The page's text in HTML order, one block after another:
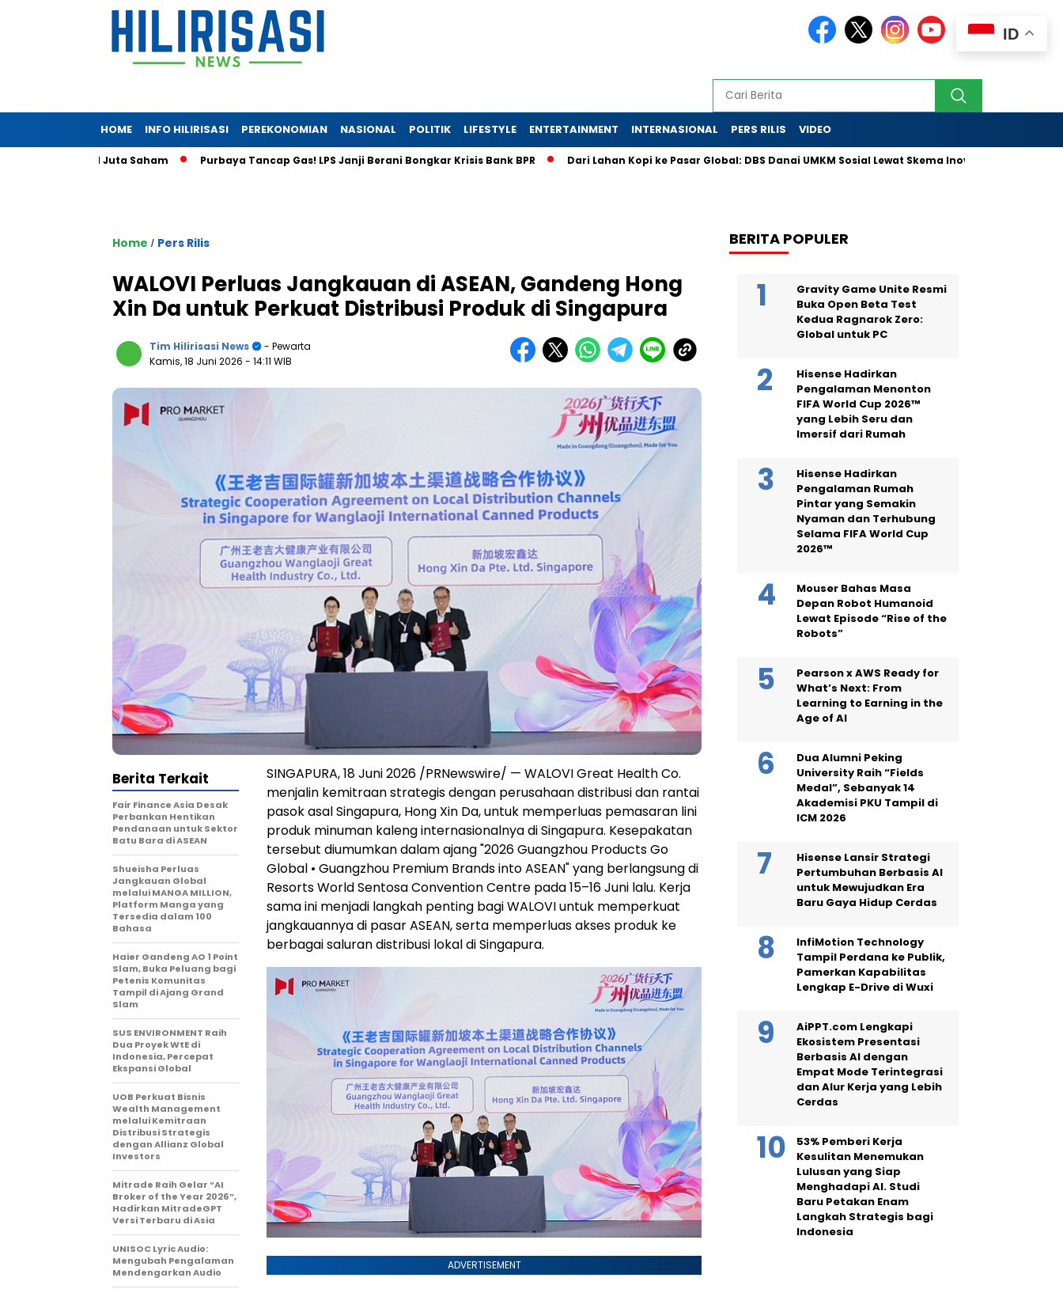
HOME INFO HILIRISASI PEREKONOMIAN NASIONAL POLITIK LIFESTYLE ENTERTAINMENT INTERNASIONAL PERS RILIS VIDEO
5,41 Juta Saham Purbaya Tancap Gas! LPS Janji Berani Bongkar Krisis Bank BPR Dari Lahan Kopi ke Pasar Global: DBS Danai UMKM Sosial Lewat Skema Inovatif
Home / Pers Rilis
WALOVI Perluas Jangkauan di ASEAN, Gandeng Hong
Xin Da untuk Perkuat Distribusi Produk di Singapura
Tim Hilirisasi News
- Pewarta
Kamis, 18 Juni 2026 - 14:11 WIB
SINGAPURA, 18 Juni 2026 /PRNewswire/ — WALOVI Great Health Co.
menjalin kemitraan strategis dengan perusahaan distribusi dan rantai
pasok asal Singapura, Hong Xin Da, untuk memperluas pemasaran lini
produk minuman kaleng internasionalnya di Singapura. Kesepakatan
tersebut diumumkan dalam ajang "2026 Guangzhou Products Go
Global • Guangzhou Premium Brands into ASEAN" yang berlangsung di
Resorts World Sentosa Convention Centre pada 15–16 Juni lalu. Kerja
sama ini menjadi langkah penting bagi WALOVI untuk memperkuat
jangkauannya di pasar ASEAN, serta memperluas akses produk ke
berbagai saluran distribusi lokal di Singapura.
ADVERTISEMENT
Berita Terkait
Fair Finance Asia Desak
Perbankan Hentikan
Pendanaan untuk Sektor
Batu Bara di ASEAN
Shueisha Perluas
Jangkauan Global
melalui MANGA MILLION,
Platform Manga yang
Tersedia dalam 100
Bahasa
Haier Gandeng AO 1 Point
Slam, Buka Peluang bagi
Petenis Komunitas
Tampil di Ajang Grand
Slam
SUS ENVIRONMENT Raih
Dua Proyek WtE di
Indonesia, Percepat
Ekspansi Global
UOB Perkuat Bisnis
Wealth Management
melalui Kemitraan
Distribusi Strategis
dengan Allianz Global
Investors
Mitrade Raih Gelar “AI
Broker of the Year 2026”,
Hadirkan MitradeGPT
Versi Terbaru di Asia
UNISOC Lyric Audio:
Mengubah Pengalaman
Mendengarkan Audio
BERITA POPULER
Gravity Game Unite Resmi
Buka Open Beta Test
Kedua Ragnarok Zero:
Global untuk PC
Hisense Hadirkan
Pengalaman Menonton
FIFA World Cup 2026™
yang Lebih Seru dan
Imersif dari Rumah
Hisense Hadirkan
Pengalaman Rumah
Pintar yang Semakin
Nyaman dan Terhubung
Selama FIFA World Cup
2026™
Mouser Bahas Masa
Depan Robot Humanoid
Lewat Episode “Rise of the
Robots”
Pearson x AWS Ready for
What’s Next: From
Learning to Earning in the
Age of AI
Dua Alumni Peking
University Raih “Fields
Medal”, Sebanyak 14
Akademisi PKU Tampil di
ICM 2026
Hisense Lansir Strategi
Pertumbuhan Berbasis AI
untuk Mewujudkan Era
Baru Gaya Hidup Cerdas
InfiMotion Technology
Tampil Perdana ke Publik,
Pamerkan Kapabilitas
Lengkap E-Drive di Wuxi
AiPPT.com Lengkapi
Ekosistem Presentasi
Berbasis AI dengan
Empat Mode Terintegrasi
dan Alur Kerja yang Lebih
Cerdas
53% Pemberi Kerja
Kesulitan Menemukan
Lulusan yang Siap
Menghadapi AI. Studi
Baru Petakan Enam
Langkah Strategis bagi
Indonesia
ID